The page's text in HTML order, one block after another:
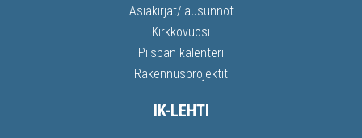
Asiakirjat/lausunnot
Kirkkovuosi
Piispan kalenteri
Rakennusprojektit
IK-LEHTI